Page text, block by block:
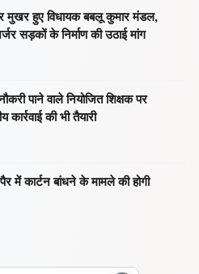
हुए विधायक बबलू कुमार मंडल,
सड़कों के निर्माण की उठाई मांग
पाने वाले नियोजित शिक्षक पर
कार्रवाई की भी तैयारी
में कार्टन बांधने के मामले की होगी